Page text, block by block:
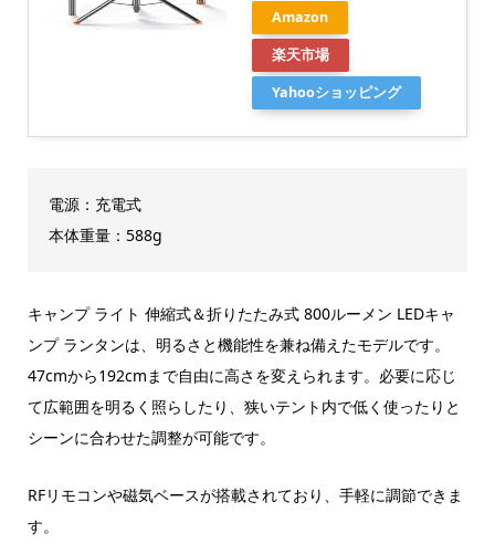
Amazon
楽天市場
Yahooショッピング
電源：充電式
本体重量：588g
キャンプ ライト 伸縮式＆折りたたみ式 800ルーメン LEDキャ
ンプ ランタンは、明るさと機能性を兼ね備えたモデルです。
47cmから192cmまで自由に高さを変えられます。必要に応じ
て広範囲を明るく照らしたり、狭いテント内で低く使ったりと
シーンに合わせた調整が可能です。
RFリモコンや磁気ベースが搭載されており、手軽に調節できま
す。